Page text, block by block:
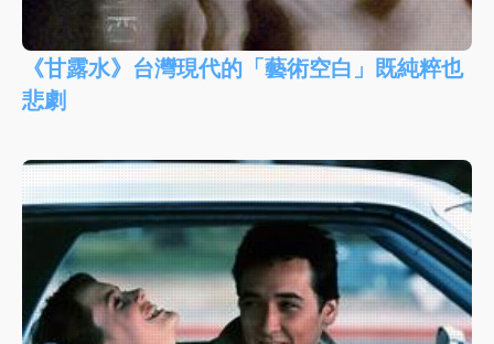
《甘露水》台灣現代的「藝術空白」既純粹也
悲劇